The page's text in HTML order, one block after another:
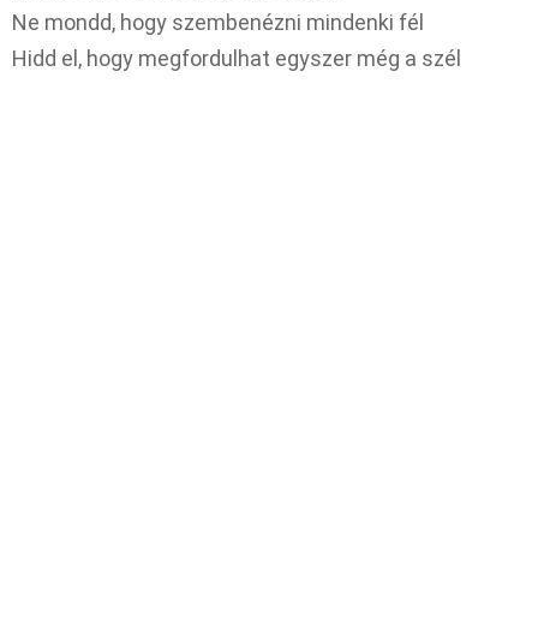
Ne mondd, hogy szembenézni mindenki fél
Hidd el, hogy megfordulhat egyszer még a szél